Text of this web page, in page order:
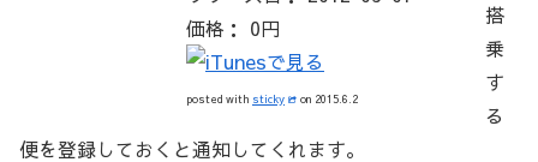
価格： 0円
posted with sticky on 2015.6.2
搭
乗
す
る
便を登録しておくと通知してくれます。